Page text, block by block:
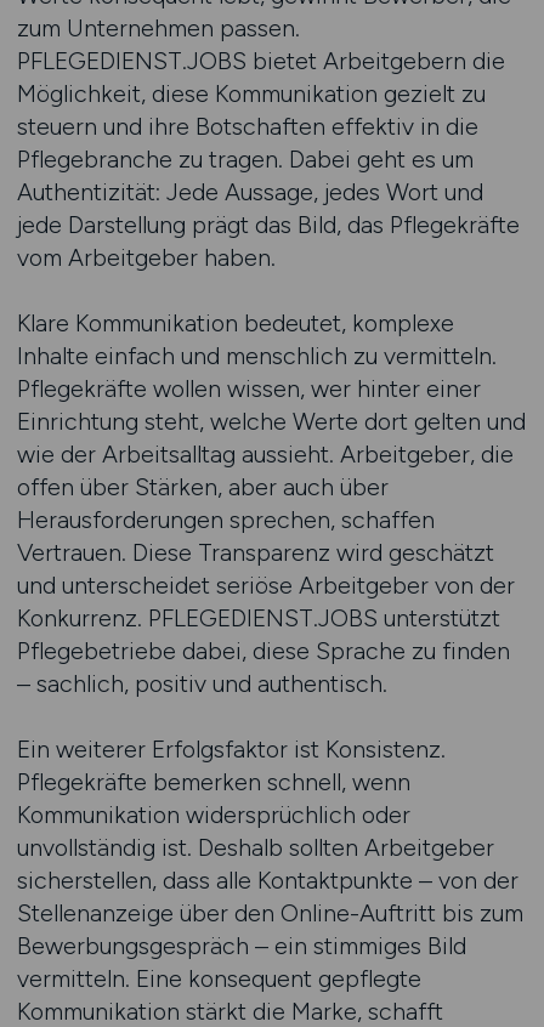
zum Unternehmen passen.
PFLEGEDIENST.JOBS bietet Arbeitgebern die
Möglichkeit, diese Kommunikation gezielt zu
steuern und ihre Botschaften effektiv in die
Pflegebranche zu tragen. Dabei geht es um
Authentizität: Jede Aussage, jedes Wort und
jede Darstellung prägt das Bild, das Pflegekräfte
vom Arbeitgeber haben.
Klare Kommunikation bedeutet, komplexe
Inhalte einfach und menschlich zu vermitteln.
Pflegekräfte wollen wissen, wer hinter einer
Einrichtung steht, welche Werte dort gelten und
wie der Arbeitsalltag aussieht. Arbeitgeber, die
offen über Stärken, aber auch über
Herausforderungen sprechen, schaffen
Vertrauen. Diese Transparenz wird geschätzt
und unterscheidet seriöse Arbeitgeber von der
Konkurrenz. PFLEGEDIENST.JOBS unterstützt
Pflegebetriebe dabei, diese Sprache zu finden
– sachlich, positiv und authentisch.
Ein weiterer Erfolgsfaktor ist Konsistenz.
Pflegekräfte bemerken schnell, wenn
Kommunikation widersprüchlich oder
unvollständig ist. Deshalb sollten Arbeitgeber
sicherstellen, dass alle Kontaktpunkte – von der
Stellenanzeige über den Online-Auftritt bis zum
Bewerbungsgespräch – ein stimmiges Bild
vermitteln. Eine konsequent gepflegte
Kommunikation stärkt die Marke, schafft